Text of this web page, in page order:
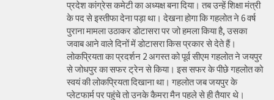
प्रदेश कांग्रेस कमेटी का अध्यक्ष बना दिया। तब उन्हें शिक्षा मंत्री
के पद से इस्तीफा देना पड़ा था। देखना होगा कि गहलोत ने 6 वर्ष
पुराना मामला उठाकर डोटासरा पर जो हमला किया है, उसका
जवाब आने वाले दिनों में डोटासरा किस प्रकार से देते हैं।
लोकप्रियता का प्रदर्शन 2 अगस्त को पूर्व सीएम गहलोत ने जयपुर
से जोधपुर का सफर ट्रेन से किया। इस सफर के पीछे गहलोत को
स्वयं की लोकप्रियता दिखाना था। गहलोत जब जयपुर के
प्लेटफार्म पर पहुंचे तो उनके कैमरा मैन पहले से ही तैयार थे।